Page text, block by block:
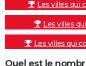
Les villes qui
Les villes
Les villes qui
Quel est le